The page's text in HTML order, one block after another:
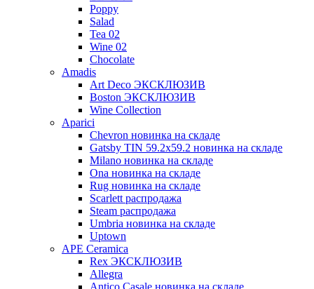
Poppy
Salad
Tea 02
Wine 02
Chocolate
Amadis
Art Deco ЭКСКЛЮЗИВ
Boston ЭКСКЛЮЗИВ
Wine Collection
Aparici
Chevron новинка на складе
Gatsby TIN 59.2x59.2 новинка на складе
Milano новинка на складе
Ona новинка на складе
Rug новинка на складе
Scarlett распродажа
Steam распродажа
Umbria новинка на складе
Uptown
APE Ceramica
Rex ЭКСКЛЮЗИВ
Allegra
Antico Casale новинка на складе